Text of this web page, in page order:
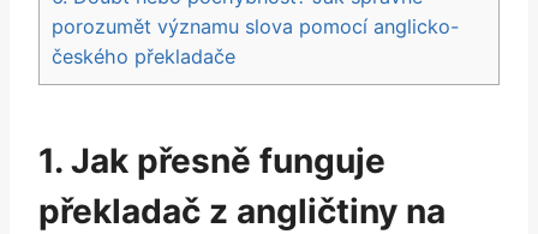
porozumět významu slova pomocí anglicko-
českého překladače
1. Jak přesně funguje
překladač z angličtiny na